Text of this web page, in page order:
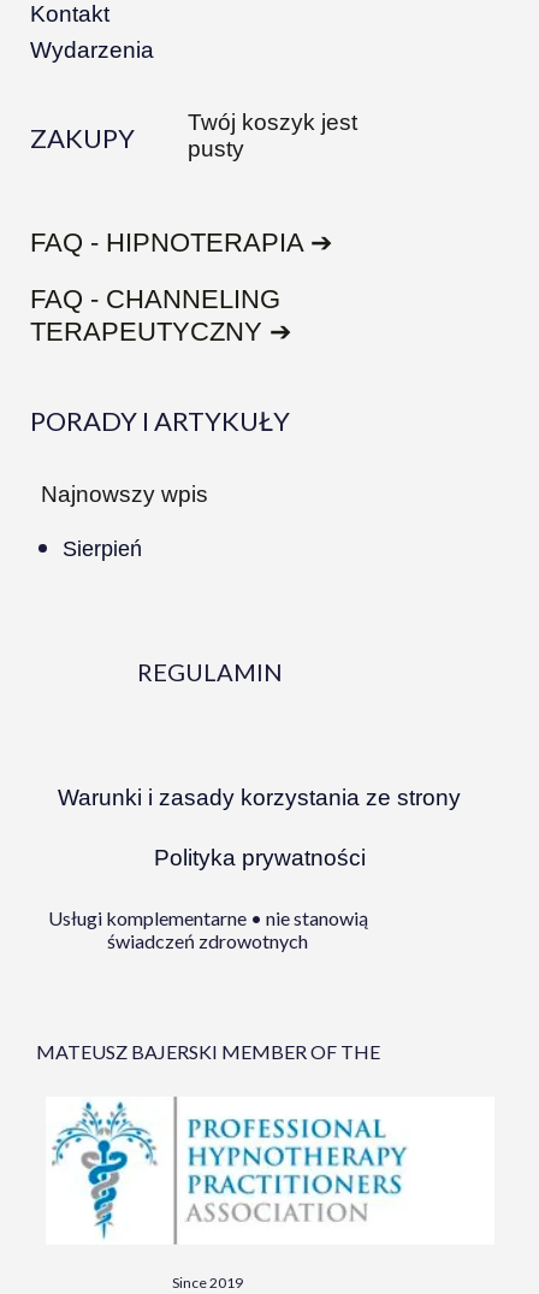
Kontakt
Wydarzenia
ZAKUPY
Twój koszyk jest
pusty
FAQ - HIPNOTERAPIA ➔
FAQ - CHANNELING
TERAPEUTYCZNY ➔
PORADY I ARTYKUŁY
Najnowszy wpis
Sierpień
REGULAMIN
Warunki i zasady korzystania ze strony
Polityka prywatności
Usługi komplementarne • nie stanowią
świadczeń zdrowotnych
MATEUSZ BAJERSKI MEMBER OF THE
Since 2019